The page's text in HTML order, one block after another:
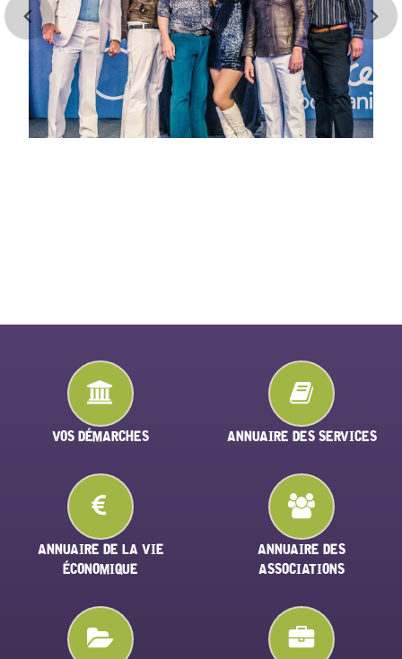
VOS DÉMARCHES ANNUAIRE DES SERVICES
ANNUAIRE DE LA VIE
ÉCONOMIQUE
ANNUAIRE DES
ASSOCIATIONS